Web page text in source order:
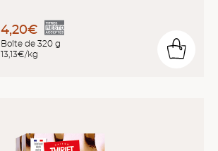
4,20€
Boîte de 320 g
13,13€/kg